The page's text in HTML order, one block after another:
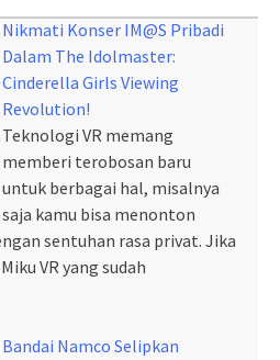
Nikmati Konser IM@S Pribadi
Dalam The Idolmaster:
Cinderella Girls Viewing
Revolution!
Teknologi VR memang
memberi terobosan baru
untuk berbagai hal, misalnya
saja kamu bisa menonton
sentuhan rasa privat. Jika
VR yang sudah
Bandai Namco Selipkan